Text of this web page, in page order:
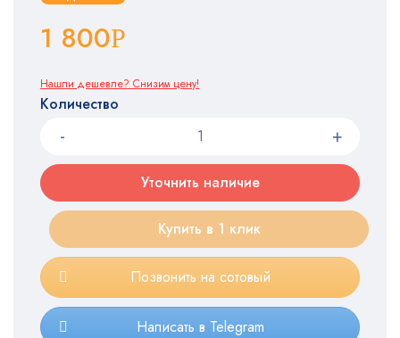
1 800Р
Нашли дешевле? Снизим цену!
Количество
Уточнить наличие
Купить в 1 клик
Позвонить на сотовый
Написать в Telegram